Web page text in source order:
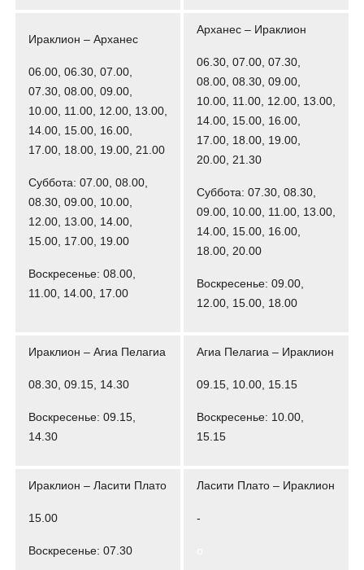
Ираклион – Арханес
06.00, 06.30, 07.00,
07.30, 08.00, 09.00,
10.00, 11.00, 12.00, 13.00,
14.00, 15.00, 16.00,
17.00, 18.00, 19.00, 21.00
Суббота: 07.00, 08.00,
08.30, 09.00, 10.00,
12.00, 13.00, 14.00,
15.00, 17.00, 19.00
Воскресенье: 08.00,
11.00, 14.00, 17.00
Арханес – Ираклион
06.30, 07.00, 07.30,
08.00, 08.30, 09.00,
10.00, 11.00, 12.00, 13.00,
14.00, 15.00, 16.00,
17.00, 18.00, 19.00,
20.00, 21.30
Суббота: 07.30, 08.30,
09.00, 10.00, 11.00, 13.00,
14.00, 15.00, 16.00,
18.00, 20.00
Воскресенье: 09.00,
12.00, 15.00, 18.00
Ираклион – Агиа Пелагиа
08.30, 09.15, 14.30
Воскресенье: 09.15,
14.30
Агиа Пелагиа – Ираклион
09.15, 10.00, 15.15
Воскресенье: 10.00,
15.15
Ираклион – Ласити Плато
15.00
Воскресенье: 07.30
Ласити Плато – Ираклион
-